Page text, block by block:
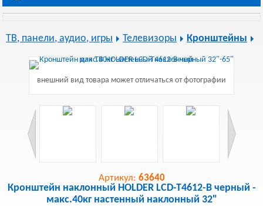
ТВ, панели, аудио, игры Телевизоры Кронштейны
внешний вид товара может отличаться от фотографии
Артикул: 63640
Кронштейн наклонный HOLDER LCD-T4612-B черный -
макс.40кг настенный наклонный 32"